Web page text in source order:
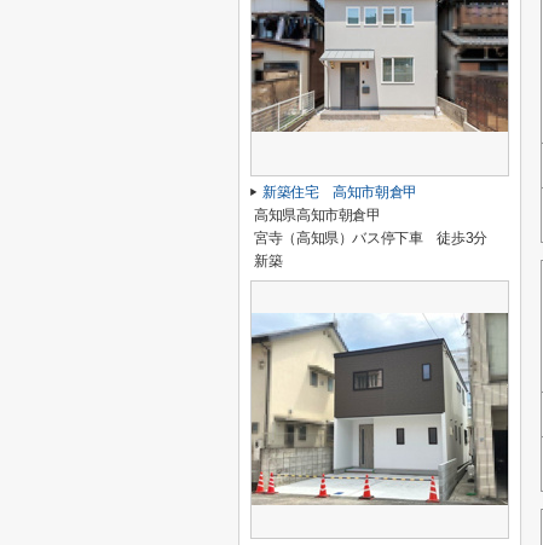
新築住宅 高知市朝倉甲
高知県高知市朝倉甲
宮寺（高知県）バス停下車 徒歩3分
新築